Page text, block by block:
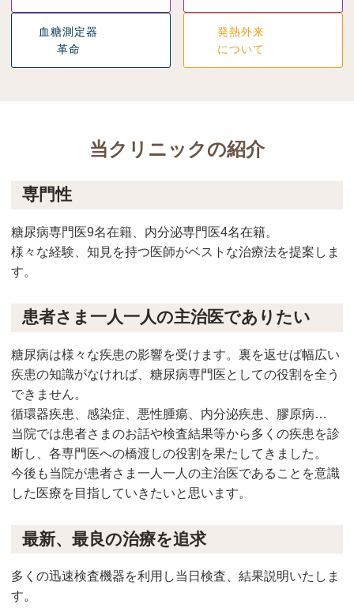
血糖測定器
革命
発熱外来
について
当クリニックの紹介
専門性
糖尿病専門医9名在籍、内分泌専門医4名在籍。
様々な経験、知見を持つ医師がベストな治療法を提案しま
す。
患者さま一人一人の主治医でありたい
糖尿病は様々な疾患の影響を受けます。裏を返せば幅広い
疾患の知識がなければ、糖尿病専門医としての役割を全う
できません。
循環器疾患、感染症、悪性腫瘍、内分泌疾患、膠原病…
当院では患者さまのお話や検査結果等から多くの疾患を診
断し、各専門医への橋渡しの役割を果たしてきました。
今後も当院が患者さま一人一人の主治医であることを意識
した医療を目指していきたいと思います。
最新、最良の治療を追求
多くの迅速検査機器を利用し当日検査、結果説明いたしま
す。